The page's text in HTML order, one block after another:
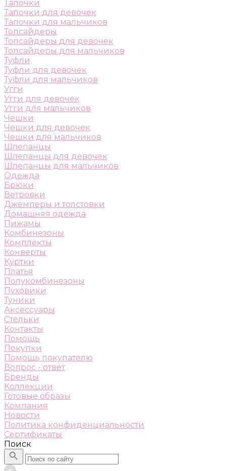
Тапочки
Тапочки для девочек
Тапочки для мальчиков
Топсайдеры
Топсайдеры для девочек
Топсайдеры для мальчиков
Туфли
Туфли для девочек
Туфли для мальчиков
Угги
Угги для девочек
Угги для мальчиков
Чешки
Чешки для девочек
Чешки для мальчиков
Шлепанцы
Шлепанцы для девочек
Шлепанцы для мальчиков
Одежда
Брюки
Ветровки
Джемперы и толстовки
Домашняя одежда
Пижамы
Комбинезоны
Комплекты
Конверты
Куртки
Платья
Полукомбинезоны
Пуховики
Туники
Аксессуары
Стельки
Контакты
Помощь
Покупки
Помощь покупателю
Вопрос - ответ
Бренды
Коллекции
Готовые образы
Компания
Новости
Политика конфиденциальности
Сертификаты
Поиск